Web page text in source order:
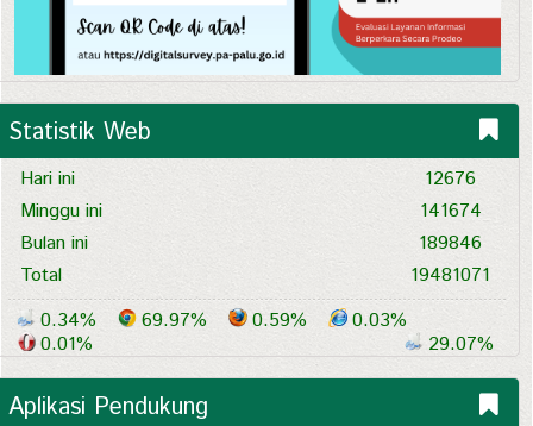
Statistik Web
Hari ini
Minggu ini
Bulan ini
Total
12676
141674
189846
19481071
0.34%
69.97% 0.59%
0.03%
0.01%
29.07%
Aplikasi Pendukung